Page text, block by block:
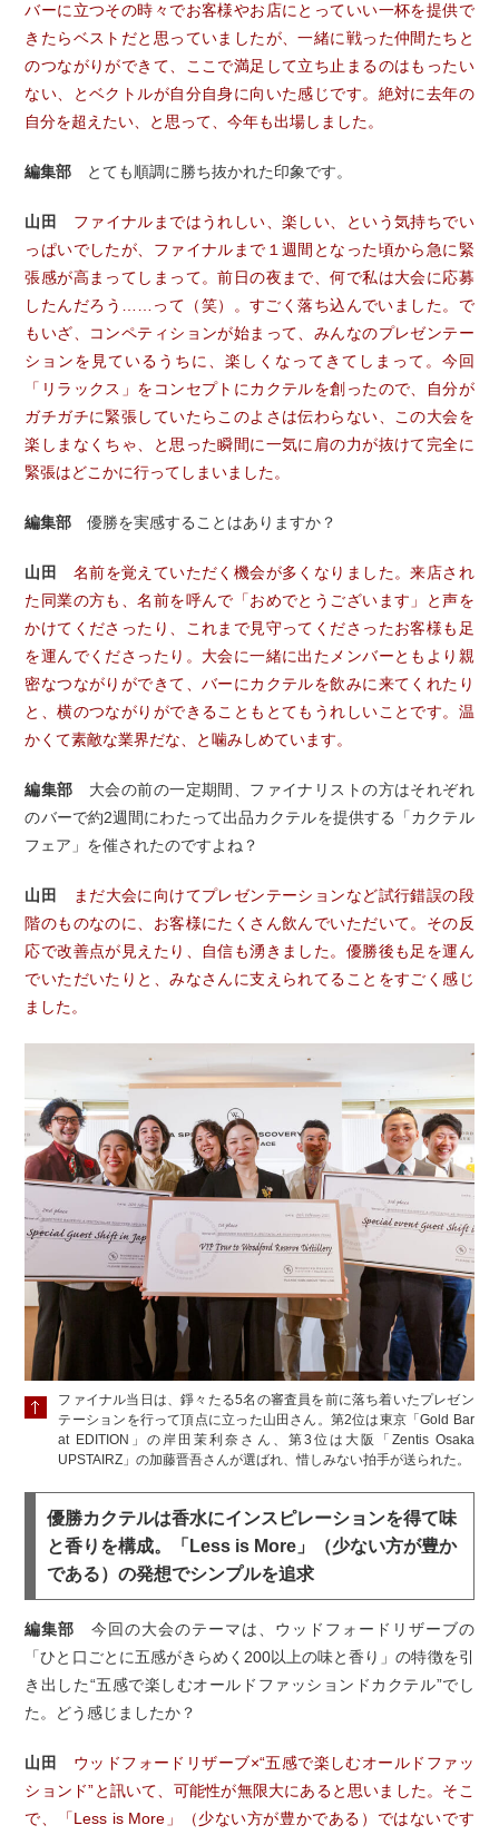
バーに立つその時々でお客様やお店にとっていい一杯を提供で
きたらベストだと思っていましたが、一緒に戦った仲間たちと
のつながりができて、ここで満足して立ち止まるのはもったい
ない、とベクトルが自分自身に向いた感じです。絶対に去年の
自分を超えたい、と思って、今年も出場しました。
編集部 とても順調に勝ち抜かれた印象です。
山田
ファイナルまではうれしい、楽しい、という気持ちでい
っぱいでしたが、ファイナルまで１週間となった頃から急に緊
張感が高まってしまって。前日の夜まで、何で私は大会に応募
したんだろう……って（笑）。すごく落ち込んでいました。で
もいざ、コンペティションが始まって、みんなのプレゼンテー
ションを見ているうちに、楽しくなってきてしまって。今回
「リラックス」をコンセプトにカクテルを創ったので、自分が
ガチガチに緊張していたらこのよさは伝わらない、この大会を
楽しまなくちゃ、と思った瞬間に一気に肩の力が抜けて完全に
緊張はどこかに行ってしまいました。
編集部 優勝を実感することはありますか？
山田
名前を覚えていただく機会が多くなりました。来店され
た同業の方も、名前を呼んで「おめでとうございます」と声を
かけてくださったり、これまで見守ってくださったお客様も足
を運んでくださったり。大会に一緒に出たメンバーともより親
密なつながりができて、バーにカクテルを飲みに来てくれたり
と、横のつながりができることもとてもうれしいことです。温
かくて素敵な業界だな、と噛みしめています。
編集部 大会の前の一定期間、ファイナリストの方はそれぞれ
のバーで約2週間にわたって出品カクテルを提供する「カクテル
フェア」を催されたのですよね？
山田
まだ大会に向けてプレゼンテーションなど試行錯誤の段
階のものなのに、お客様にたくさん飲んでいただいて。その反
応で改善点が見えたり、自信も湧きました。優勝後も足を運ん
でいただいたりと、みなさんに支えられてることをすごく感じ
ました。
ファイナル当日は、錚々たる5名の審査員を前に落ち着いたプレゼン
テーションを行って頂点に立った山田さん。第2位は東京「Gold Bar
at EDITION」の岸田茉利奈さん、第3位は大阪「Zentis Osaka
UPSTAIRZ」の加藤晋吾さんが選ばれ、惜しみない拍手が送られた。
優勝カクテルは香水にインスピレーションを得て味
と香りを構成。「Less is More」（少ない方が豊か
である）の発想でシンプルを追求
編集部 今回の大会のテーマは、ウッドフォードリザーブの
「ひと口ごとに五感がきらめく200以上の味と香り」の特徴を引
き出した“五感で楽しむオールドファッションドカクテル”でし
た。どう感じましたか？
山田
ウッドフォードリザーブ×“五感で楽しむオールドファッ
ションド”と訊いて、可能性が無限大にあると思いました。そこ
で、「Less is More」（少ない方が豊かである）ではないです